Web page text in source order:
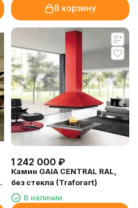
В корзину
1 242 000 ₽
Камин GAIA CENTRAL RAL,
без стекла (Traforart)
В наличии